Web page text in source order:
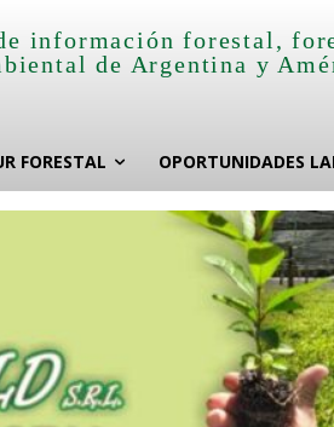
información forestal,
de Argentina y
FORESTAL OPORTUNIDADES